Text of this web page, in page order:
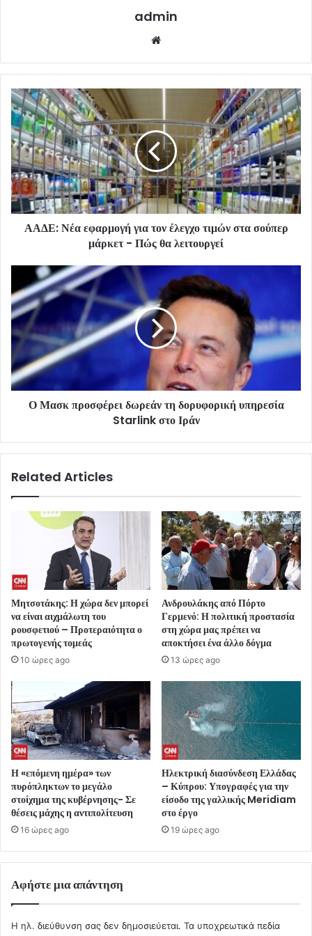
admin
ΑΑΔΕ: Νέα εφαρμογή για τον έλεγχο τιμών στα σούπερ
μάρκετ - Πώς θα λειτουργεί
Ο Μασκ προσφέρει δωρεάν τη δορυφορική υπηρεσία
Starlink στο Ιράν
Related Articles
Μητσοτάκης: Η χώρα δεν μπορεί
να είναι αιχμάλωτη του
ρουσφετιού – Προτεραιότητα ο
πρωτογενής τομεάς
10 ώρες ago
Ανδρουλάκης από Πόρτο
Γερμενό: Η πολιτική προστασία
στη χώρα μας πρέπει να
αποκτήσει ένα άλλο δόγμα
13 ώρες ago
Η «επόμενη ημέρα» των
πυρόπληκτων το μεγάλο
στοίχημα της κυβέρνησης- Σε
θέσεις μάχης η αντιπολίτευση
16 ώρες ago
Ηλεκτρική διασύνδεση Ελλάδας
– Κύπρου: Υπογραφές για την
είσοδο της γαλλικής Meridiam
στο έργο
19 ώρες ago
Αφήστε μια απάντηση
Η ηλ. διεύθυνση σας δεν δημοσιεύεται. Τα υποχρεωτικά πεδία